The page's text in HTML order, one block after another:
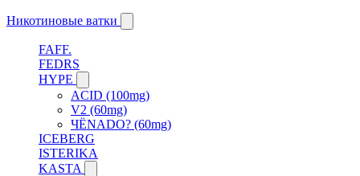
Никотиновые ватки
FAFF.
FEDRS
HYPE
ACID (100mg)
V2 (60mg)
ЧЁNADO? (60mg)
ICEBERG
ISTERIKA
KASTA